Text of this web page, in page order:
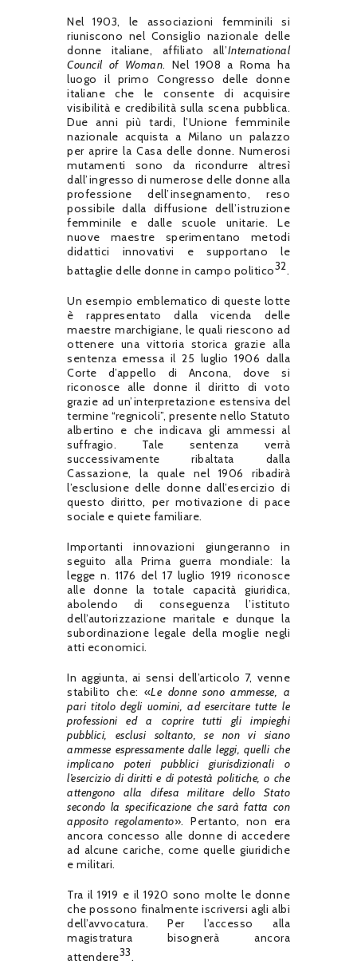
Nel 1903, le associazioni femminili si
riuniscono nel Consiglio nazionale delle
donne italiane, affiliato all’International
Council of Woman. Nel 1908 a Roma ha
luogo il primo Congresso delle donne
italiane che le consente di acquisire
visibilità e credibilità sulla scena pubblica.
Due anni più tardi, l’Unione femminile
nazionale acquista a Milano un palazzo
per aprire la Casa delle donne. Numerosi
mutamenti sono da ricondurre altresì
dall’ingresso di numerose delle donne alla
professione dell’insegnamento, reso
possibile dalla diffusione dell’istruzione
femminile e dalle scuole unitarie. Le
nuove maestre sperimentano metodi
didattici innovativi e supportano le
battaglie delle donne in campo politico32.
Un esempio emblematico di queste lotte
è rappresentato dalla vicenda delle
maestre marchigiane, le quali riescono ad
ottenere una vittoria storica grazie alla
sentenza emessa il 25 luglio 1906 dalla
Corte d’appello di Ancona, dove si
riconosce alle donne il diritto di voto
grazie ad un’interpretazione estensiva del
termine “regnicoli”, presente nello Statuto
albertino e che indicava gli ammessi al
suffragio. Tale sentenza verrà
successivamente ribaltata dalla
Cassazione, la quale nel 1906 ribadirà
l’esclusione delle donne dall’esercizio di
questo diritto, per motivazione di pace
sociale e quiete familiare.
Importanti innovazioni giungeranno in
seguito alla Prima guerra mondiale: la
legge n. 1176 del 17 luglio 1919 riconosce
alle donne la totale capacità giuridica,
abolendo di conseguenza l’istituto
dell’autorizzazione maritale e dunque la
subordinazione legale della moglie negli
atti economici.
In aggiunta, ai sensi dell’articolo 7, venne
stabilito che: «Le donne sono ammesse, a
pari titolo degli uomini, ad esercitare tutte le
professioni ed a coprire tutti gli impieghi
pubblici, esclusi soltanto, se non vi siano
ammesse espressamente dalle leggi, quelli che
implicano poteri pubblici giurisdizionali o
l’esercizio di diritti e di potestà politiche, o che
attengono alla difesa militare dello Stato
secondo la specificazione che sarà fatta con
apposito regolamento». Pertanto, non era
ancora concesso alle donne di accedere
ad alcune cariche, come quelle giuridiche
e militari.
Tra il 1919 e il 1920 sono molte le donne
che possono finalmente iscriversi agli albi
dell’avvocatura. Per l’accesso alla
magistratura bisognerà ancora
attendere33.